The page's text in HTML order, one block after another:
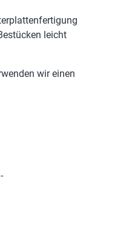
leicht
wir einen